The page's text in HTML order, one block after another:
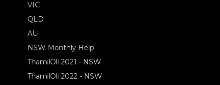
VIC
QLD
AU
NSW Monthly Help
ThamilOli 2021 - NSW
ThamilOli 2022 - NSW